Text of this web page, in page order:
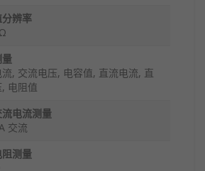
分辨率
量
, 交流电压, 电容值, 直流电流, 直
电阻值
电流测量
交流
测量